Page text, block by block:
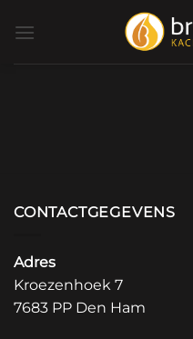
naar
CONTACTGEGEVENS
Adres
Kroezenhoek 7
7683 PP Den Ham